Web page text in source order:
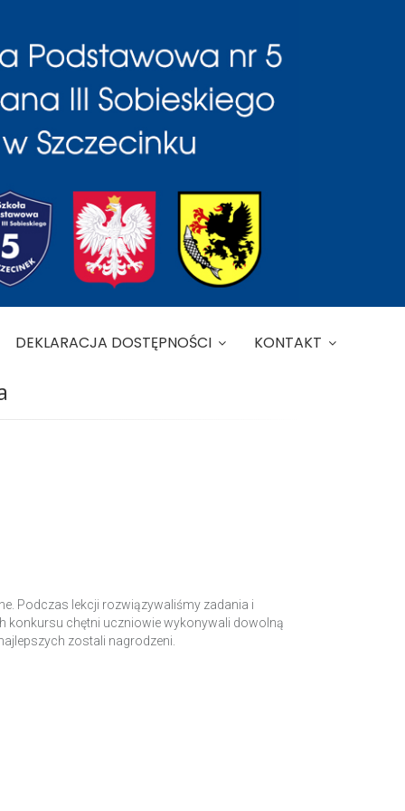
DEKLARACJA DOSTĘPNOŚCI KONTAKT
Podczas lekcji rozwiązywaliśmy zadania i
konkursu chętni uczniowie wykonywali dowolną
zostali nagrodzeni.